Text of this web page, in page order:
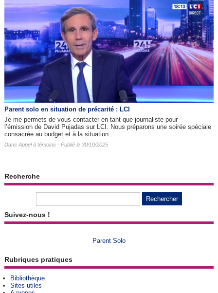
Parent solo en situation de précarité : LCI
Je me permets de vous contacter en tant que journaliste pour
l’émission de David Pujadas sur LCI. Nous préparons une soirée spéciale
consacrée au budget et à la situation...
Dans Appel à témoins - Publié le 30/10/2025
Recherche
Suivez-nous !
Parent Solo
Rubriques pratiques
Bibliothèque
Sites utiles